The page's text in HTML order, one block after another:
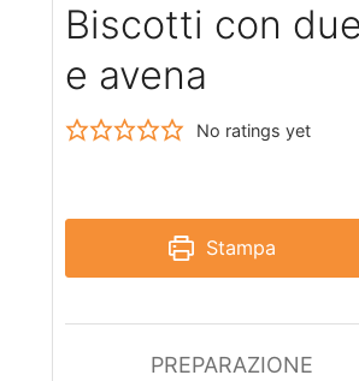
Biscotti con
e avena
No ratings yet
Stampa
PREPARAZIONE